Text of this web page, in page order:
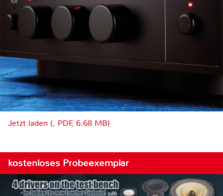
Jetzt laden (, PDF, 6.68 MB)
kostenloses Probeexemplar